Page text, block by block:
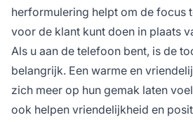
herformulering helpt om de focus
voor de klant kunt doen in plaats
Als u aan de telefoon bent, is de
belangrijk. Een warme en
zich meer op hun gemak laten
ook helpen vriendelijkheid en